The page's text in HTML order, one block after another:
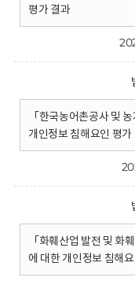
평가 결과
「한국농어촌공사 및
개인정보 침해요인 평가
「화훼산업 발전 및 화
에 대한 개인정보 침해